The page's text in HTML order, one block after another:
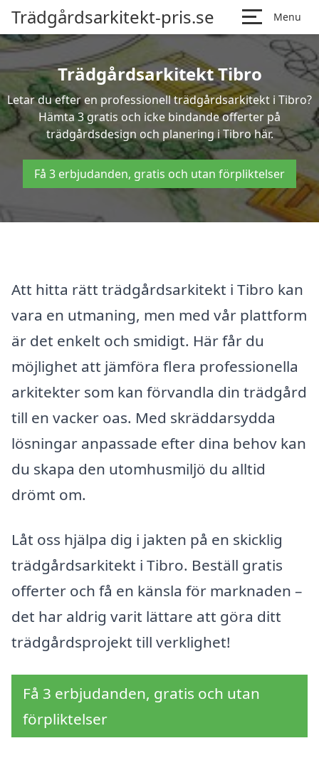
Trädgårdsarkitekt-pris.se Menu
Trädgårdsarkitekt Tibro
Letar du efter en professionell trädgårdsarkitekt i Tibro?
Hämta 3 gratis och icke bindande offerter på
trädgårdsdesign och planering i Tibro här.
Få 3 erbjudanden, gratis och utan förpliktelser
Att hitta rätt trädgårdsarkitekt i Tibro kan
vara en utmaning, men med vår plattform
är det enkelt och smidigt. Här får du
möjlighet att jämföra flera professionella
arkitekter som kan förvandla din trädgård
till en vacker oas. Med skräddarsydda
lösningar anpassade efter dina behov kan
du skapa den utomhusmiljö du alltid
drömt om.
Låt oss hjälpa dig i jakten på en skicklig
trädgårdsarkitekt i Tibro. Beställ gratis
offerter och få en känsla för marknaden –
det har aldrig varit lättare att göra ditt
trädgårdsprojekt till verklighet!
Få 3 erbjudanden, gratis och utan
förpliktelser